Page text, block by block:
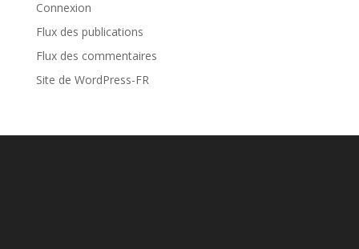
Connexion
Flux des publications
Flux des commentaires
Site de WordPress-FR